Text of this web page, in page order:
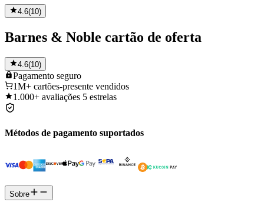
4.6(10)
Barnes & Noble cartão de oferta
4.6(10)
Pagamento seguro
1M+ cartões-presente vendidos
1.000+ avaliações 5 estrelas
Métodos de pagamento suportados
Sobre